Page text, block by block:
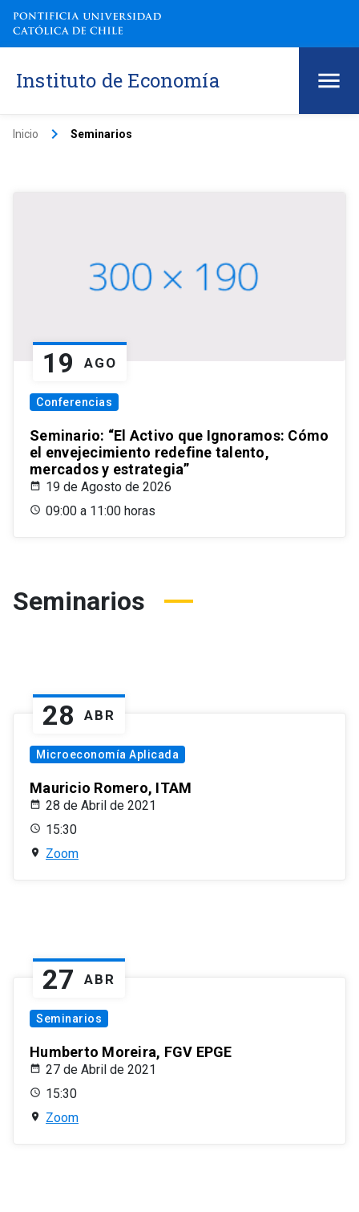
Instituto de Economía
Inicio keyboard_arrow_right Seminarios
19 AGO
Conferencias
Seminario: “El Activo que Ignoramos: Cómo
el envejecimiento redefine talento,
mercados y estrategia”
19 de Agosto de 2026
09:00 a 11:00 horas
Seminarios
28 ABR
Microeconomía Aplicada
Mauricio Romero, ITAM
28 de Abril de 2021
15:30
Zoom
27 ABR
Seminarios
Humberto Moreira, FGV EPGE
27 de Abril de 2021
15:30
Zoom